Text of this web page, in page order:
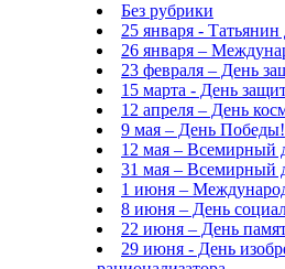
Без рубрики
25 января - Татьянин
26 января –
23 февраля – День
15 марта - День
12 апреля – День
9 мая – День Победы!
12 мая – Всемирный
31 мая – Всемирный
1 июня –
8 июня – День
22 июня – День
29 июня - День